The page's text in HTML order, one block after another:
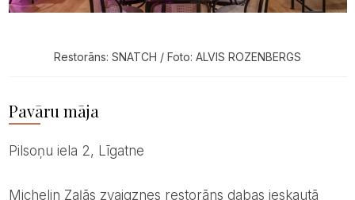
Restorāns: SNATCH / Foto: ALVIS ROZENBERGS
Pavāru māja
Pilsoņu iela 2, Līgatne
Michelin Zaļās zvaigznes restorāns dabas ieskautā